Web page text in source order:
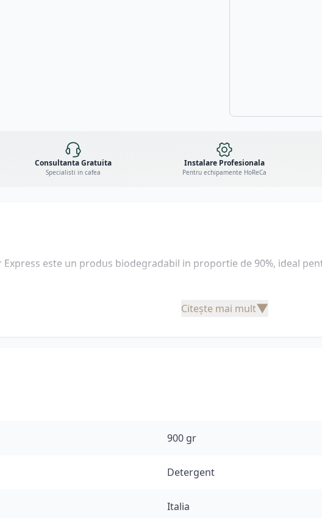
Consultanta Gratuita
Specialisti in cafea
Instalare Profesionala
Pentru echipamente HoReCa
este un produs biodegradabil in proportie de 90%, ideal
Citește mai mult▼
900 gr
Detergent
Italia